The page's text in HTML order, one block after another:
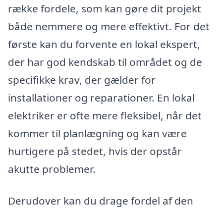
række fordele, som kan gøre dit projekt
både nemmere og mere effektivt. For det
første kan du forvente en lokal ekspert,
der har god kendskab til området og de
specifikke krav, der gælder for
installationer og reparationer. En lokal
elektriker er ofte mere fleksibel, når det
kommer til planlægning og kan være
hurtigere på stedet, hvis der opstår
akutte problemer.
Derudover kan du drage fordel af den